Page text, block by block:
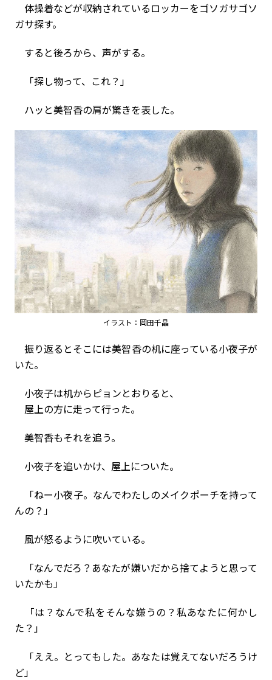
体操着などが収納されているロッカーをゴソガサゴソ
ガサ探す。
すると後ろから、声がする。
「探し物って、これ？」
ハッと美智香の肩が驚きを表した。
イラスト：岡田千晶
振り返るとそこには美智香の机に座っている小夜子が
いた。
小夜子は机からピョンとおりると、
屋上の方に走って行った。
美智香もそれを追う。
小夜子を追いかけ、屋上についた。
「ねー小夜子。なんでわたしのメイクポーチを持って
んの？」
風が怒るように吹いている。
「なんでだろ？あなたが嫌いだから捨てようと思って
いたかも」
「は？なんで私をそんな嫌うの？私あなたに何かし
た？」
「ええ。とってもした。あなたは覚えてないだろうけ
ど」